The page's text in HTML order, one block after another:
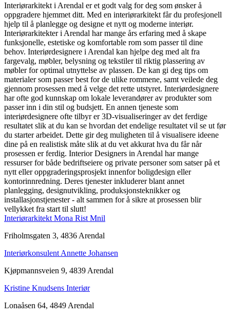
Interiørarkitekt i Arendal er et godt valg for deg som ønsker å
oppgradere hjemmet ditt. Med en interiørarkitekt får du profesjonell
hjelp til å planlegge og designe et nytt og moderne interiør.
Interiørarkitekter i Arendal har mange års erfaring med å skape
funksjonelle, estetiske og komfortable rom som passer til dine
behov. Interiørdesignere i Arendal kan hjelpe deg med alt fra
fargevalg, møbler, belysning og tekstiler til riktig plassering av
møbler for optimal utnyttelse av plassen. De kan gi deg tips om
materialer som passer best for de ulike rommene, samt veilede deg
gjennom prosessen med å velge det rette utstyret. Interiørdesignere
har ofte god kunnskap om lokale leverandører av produkter som
passer inn i din stil og budsjett. En annen tjeneste som
interiørdesignere ofte tilbyr er 3D-visualiseringer av det ferdige
resultatet slik at du kan se hvordan det endelige resultatet vil se ut før
du starter arbeidet. Dette gir deg muligheten til å visualisere ideene
dine på en realistisk måte slik at du vet akkurat hva du får når
prosessen er ferdig. Interior Designers in Arendal har mange
ressurser for både bedriftseiere og private personer som satser på et
nytt eller oppgraderingsprosjekt innenfor boligdesign eller
kontorinnredning. Deres tjenester inkluderer blant annet
planlegging, designutvikling, produksjonsteknikker og
installasjonstjenester - alt sammen for å sikre at prosessen blir
vellykket fra start til slutt!
Interiørarkitekt Mona Rist Mnil
Friholmsgaten 3, 4836 Arendal
Interiørkonsulent Annette Johansen
Kjøpmannsveien 9, 4839 Arendal
Kristine Knudsens Interiør
Lonaåsen 64, 4849 Arendal